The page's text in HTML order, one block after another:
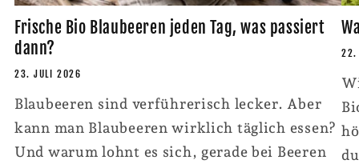
Frische Bio Blaubeeren jeden Tag, was passiert
dann?
23. JULI 2026
Blaubeeren sind verführerisch lecker. Aber
kann man Blaubeeren wirklich täglich essen?
Und warum lohnt es sich, gerade bei Beeren
22.